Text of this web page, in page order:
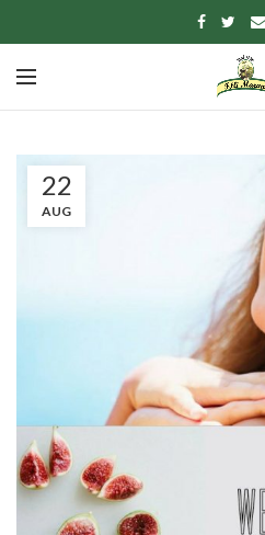
22
AUG